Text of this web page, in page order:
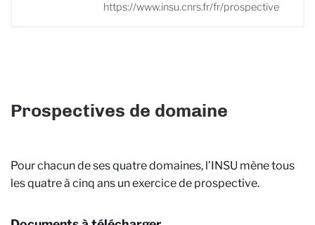
https://www.insu.cnrs.fr/fr/prospective
Prospectives de domaine
Pour chacun de ses quatre domaines, l’INSU mène tous
les quatre à cinq ans un exercice de prospective.